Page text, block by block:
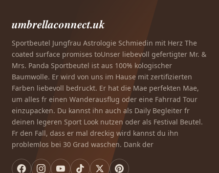
umbrellaconnect.uk
Sportbeutel Jungfrau Astrologie Schmiedin mit Herz The
coated surface promises toUnser liebevoll gefertigter Mr. &
Mrs. Panda Sportbeutel ist aus 100% kologischer
Baumwolle. Er wird von uns im Hause mit zertifizierten
Farben liebevoll bedruckt. Er hat die Mae perfekten Mae,
um alles fr einen Wanderausflug oder eine Fahrrad Tour
einzupacken. Du kannst ihn auch als Daily Begleiter fr
deinen legeren Sport Look nutzen oder als Festival Beutel.
Fr den Fall, dass er mal dreckig wird kannst du ihn
problemlos bei 30 Grad waschen. Dank der